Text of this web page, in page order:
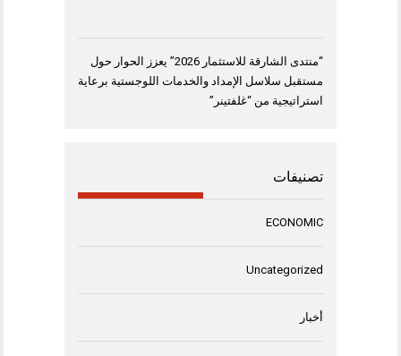
“منتدى الشارقة للاستثمار 2026” يعزز الحوار حول
مستقبل سلاسل الإمداد والخدمات اللوجستية برعاية
استراتيجية من “غلفتينر”
تصنيفات
ECONOMIC
Uncategorized
أخبار